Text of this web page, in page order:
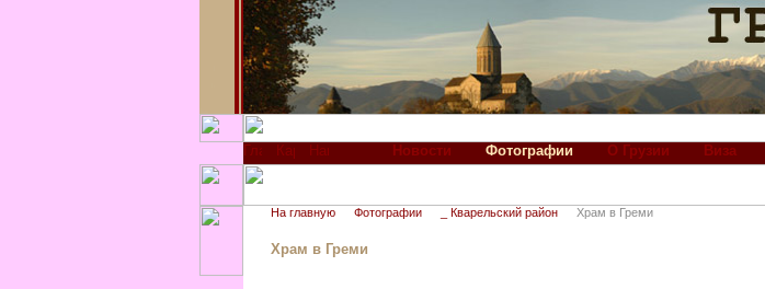
Новости Фотографии О Грузии Виза
На главную Фотографии _ Кварельский район Храм в Греми
Храм в Греми